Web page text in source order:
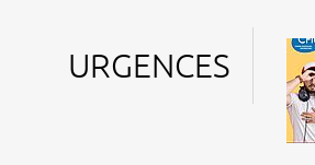
URGENCES